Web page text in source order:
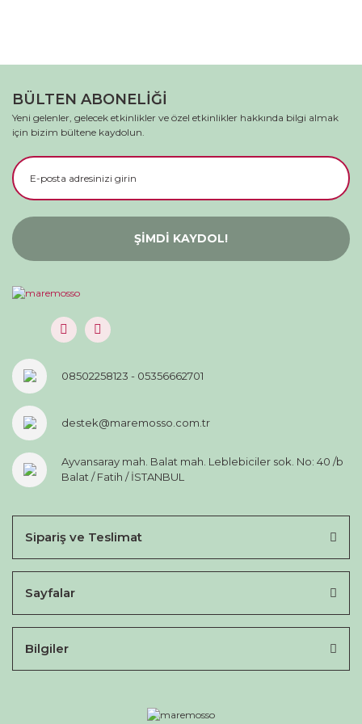
BÜLTEN ABONELİĞİ
Yeni gelenler, gelecek etkinlikler ve özel etkinlikler hakkında bilgi almak
için bizim bültene kaydolun.
ŞİMDİ KAYDOL!
08502258123 - 05356662701
destek@maremosso.com.tr
Ayvansaray mah. Balat mah. Leblebiciler sok. No: 40 /b
Balat / Fatih / İSTANBUL
Sipariş ve Teslimat
Sayfalar
Bilgiler